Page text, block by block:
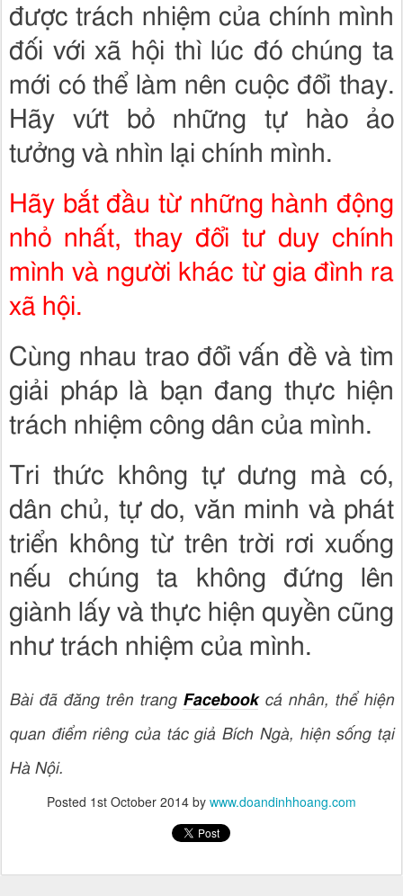
được trách nhiệm của chính mình
đối với xã hội thì lúc đó chúng ta
mới có thể làm nên cuộc đổi thay.
Hãy vứt bỏ những tự hào ảo
tưởng và nhìn lại chính mình.
Hãy bắt đầu từ những hành động
nhỏ nhất, thay đổi tư duy chính
mình và người khác từ gia đình ra
xã hội.
Cùng nhau trao đổi vấn đề và tìm
giải pháp là bạn đang thực hiện
trách nhiệm công dân của mình.
Tri thức không tự dưng mà có,
dân chủ, tự do, văn minh và phát
triển không từ trên trời rơi xuống
nếu chúng ta không đứng lên
giành lấy và thực hiện quyền cũng
như trách nhiệm của mình.
Bài đã đăng trên trang Facebookcá nhân, thể hiện
quan điểm riêng của tác giả Bích Ngà, hiện sống tại
Hà Nội.
Posted 1st October 2014 by www.doandinhhoang.com